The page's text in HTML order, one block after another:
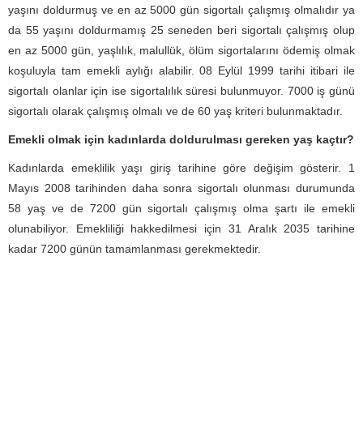
yaşını doldurmuş ve en az 5000 gün sigortalı çalışmış olmalıdır ya
da 55 yaşını doldurmamış 25 seneden beri sigortalı çalışmış olup
en az 5000 gün, yaşlılık, malullük, ölüm sigortalarını ödemiş olmak
koşuluyla tam emekli aylığı alabilir. 08 Eylül 1999 tarihi itibari ile
sigortalı olanlar için ise sigortalılık süresi bulunmuyor. 7000 iş günü
sigortalı olarak çalışmış olmalı ve de 60 yaş kriteri bulunmaktadır.
Emekli olmak için kadınlarda doldurulması gereken yaş kaçtır?
Kadınlarda emeklilik yaşı giriş tarihine göre değişim gösterir. 1
Mayıs 2008 tarihinden daha sonra sigortalı olunması durumunda
58 yaş ve de 7200 gün sigortalı çalışmış olma şartı ile emekli
olunabiliyor. Emekliliği hakkedilmesi için 31 Aralık 2035 tarihine
kadar 7200 günün tamamlanması gerekmektedir.